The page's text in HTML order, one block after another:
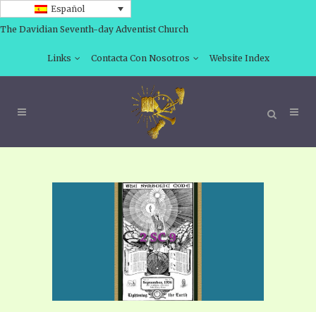
Español
The Davidian Seventh-day Adventist Church
Links Contacta Con Nosotros Website Index